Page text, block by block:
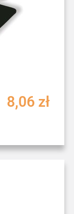
8,06 zł